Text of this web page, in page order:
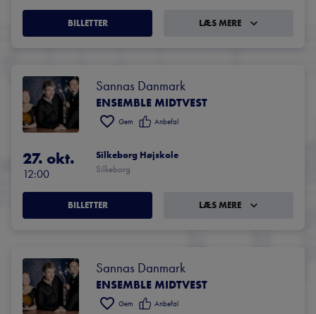
BILLETTER LÆS MERE
Sannas Danmark
ENSEMBLE MIDTVEST
Gem Anbefal
27. okt.
12:00
Silkeborg Højskole
Silkeborg
BILLETTER LÆS MERE
Sannas Danmark
ENSEMBLE MIDTVEST
Gem Anbefal